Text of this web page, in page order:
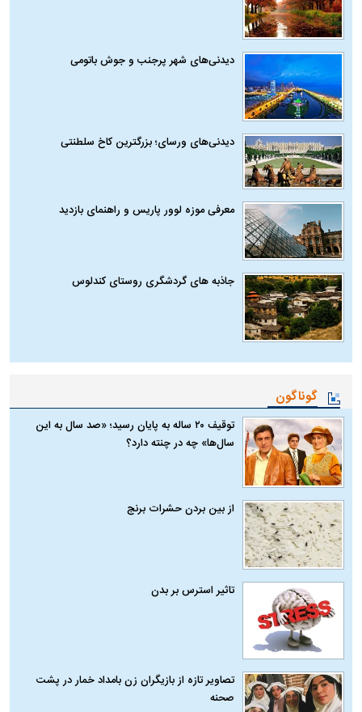
دیدنی‌های شهر پرجنب و جوش باتومی
دیدنی‌های ورسای؛ بزرگترین کاخ سلطنتی
معرفی موزه لوور پاریس و راهنمای بازدید
جاذبه های گردشگری روستای کندلوس
گوناگون
توقیف ۲۰ ساله به پایان رسید؛ «صد سال به این
سال‌ها» چه در چنته دارد؟
از بین بردن حشرات برنج
تاثیر استرس بر بدن
تصاویر تازه از بازیگران زن بامداد خمار در پشت
صحنه